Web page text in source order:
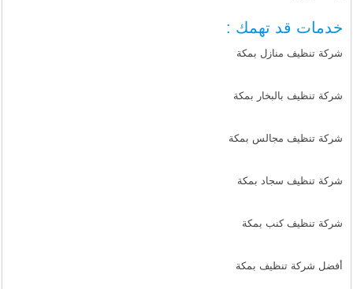
خدمات قد تهمك :
شركة تنظيف منازل بمكة
شركة تنظيف بالبخار بمكة
شركة تنظيف مجالس بمكة
شركة تنظيف سجاد بمكة
شركة تنظيف كنب بمكة
أفضل شركة تنظيف بمكة